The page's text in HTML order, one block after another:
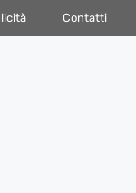
Contatti